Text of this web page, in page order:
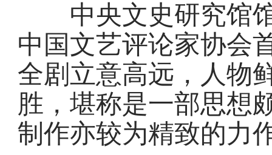
中央文史研究馆馆
中国文艺评论家协会
全剧立意高远，人物
胜，堪称是一部思想
制作亦较为精致的力